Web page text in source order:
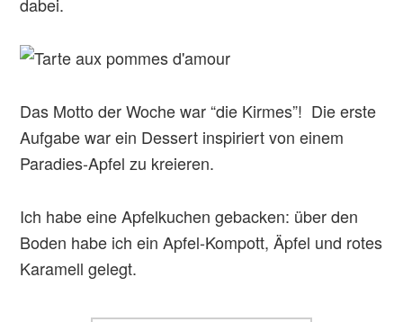
Das Motto der Woche war “die Kirmes”! Die erste
Aufgabe war ein Dessert inspiriert von einem
Paradies-Apfel zu kreieren.
Ich habe eine Apfelkuchen gebacken: über den
Boden habe ich ein Apfel-Kompott, Äpfel und rotes
Karamell gelegt.